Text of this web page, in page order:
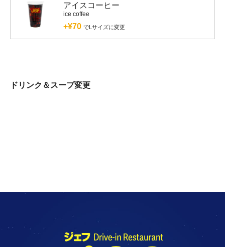
アイスコーヒー
ice coffee
+¥70 でLサイズに変更
ドリンク＆スープ変更